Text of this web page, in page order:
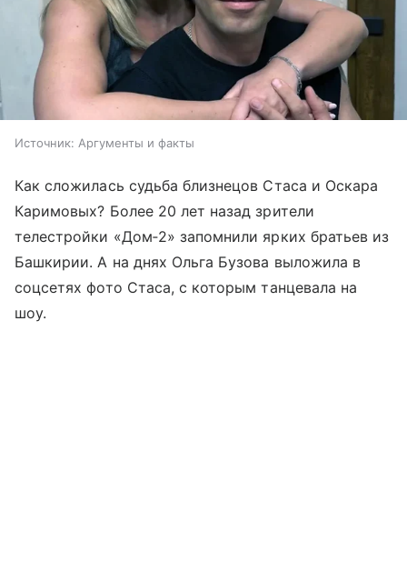
Источник: Аргументы и факты
Как сложилась судьба близнецов Стаса и Оскара
Каримовых? Более 20 лет назад зрители
телестройки «Дом‑2» запомнили ярких братьев из
Башкирии. А на днях Ольга Бузова выложила в
соцсетях фото Стаса, с которым танцевала на
шоу.